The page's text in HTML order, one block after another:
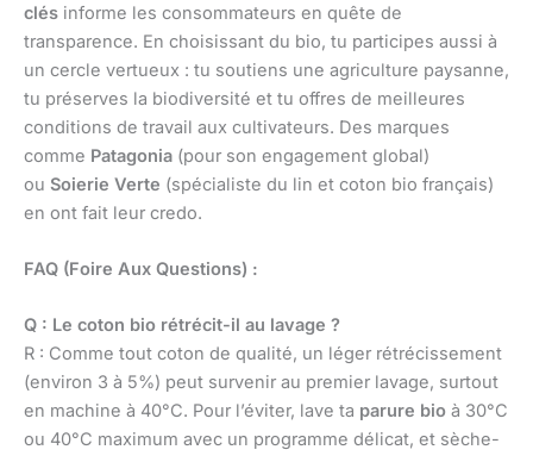
clés informe les consommateurs en quête de
transparence. En choisissant du bio, tu participes aussi à
un cercle vertueux : tu soutiens une agriculture paysanne,
tu préserves la biodiversité et tu offres de meilleures
conditions de travail aux cultivateurs. Des marques
comme Patagonia (pour son engagement global)
ou Soierie Verte (spécialiste du lin et coton bio français)
en ont fait leur credo.
FAQ (Foire Aux Questions) :
Q : Le coton bio rétrécit-il au lavage ?
R : Comme tout coton de qualité, un léger rétrécissement
(environ 3 à 5%) peut survenir au premier lavage, surtout
en machine à 40°C. Pour l’éviter, lave ta parure bio à 30°C
ou 40°C maximum avec un programme délicat, et sèche-